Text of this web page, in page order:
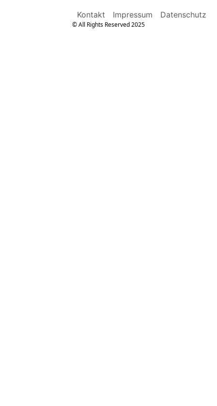
Kontakt Impressum Datenschutz
© All Rights Reserved 2025